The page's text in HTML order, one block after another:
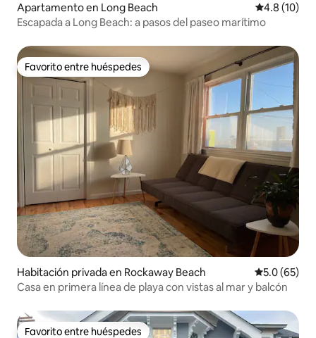
Apartamento en Long Beach Calificación
4.8 (10)
Escapada a Long Beach: a pasos del paseo marítimo
Favorito entre huéspedes
Favorito entre huéspedes
Habitación privada en Rockaway Beach Calificación
5.0 (65)
Casa en primera línea de playa con vistas al mar y balcón
Favorito entre huéspedes